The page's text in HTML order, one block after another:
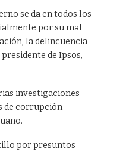
se da en todos los
por su mal
la delincuencia
de Ipsos,
investigaciones
de corrupción
por presuntos